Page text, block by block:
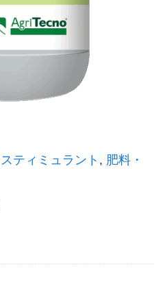
ティミュラント , 肥料・